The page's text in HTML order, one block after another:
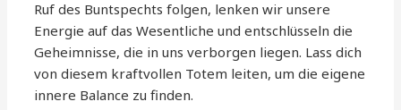
Ruf des Buntspechts folgen, lenken wir unsere
Energie auf das Wesentliche und entschlüsseln die
Geheimnisse, die in uns verborgen liegen. Lass dich
von diesem kraftvollen Totem leiten, um die eigene
innere Balance zu finden.